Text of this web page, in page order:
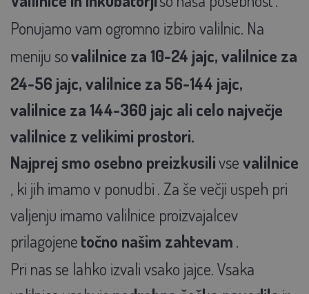
Ponujamo vam ogromno izbiro valilnic. Na
meniju sovalilnice za 10-24 jajc, valilnice za
24-56 jajc, valilnice za 56-144 jajc,
valilnice za 144-360 jajc ali celo največje
valilnice z velikimi prostori.
Najprej smo osebno preizkusilivsevalilnice
, ki jih imamo v ponudbi. Za še večji uspeh pri
valjenju imamo valilnice proizvajalcev
prilagojenetočno našim zahtevam.
Pri nas se lahko izvali vsako jajce. Vsaka